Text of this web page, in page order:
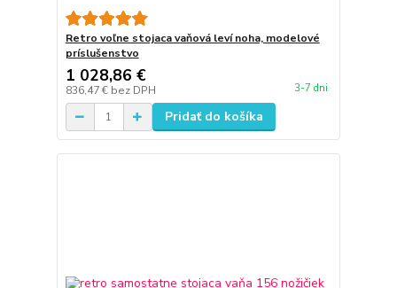
Retro voľne stojaca vaňová leví noha, modelové
príslušenstvo
1 028,86 €
836,47 € bez DPH 3-7 dni
Pridať do košíka